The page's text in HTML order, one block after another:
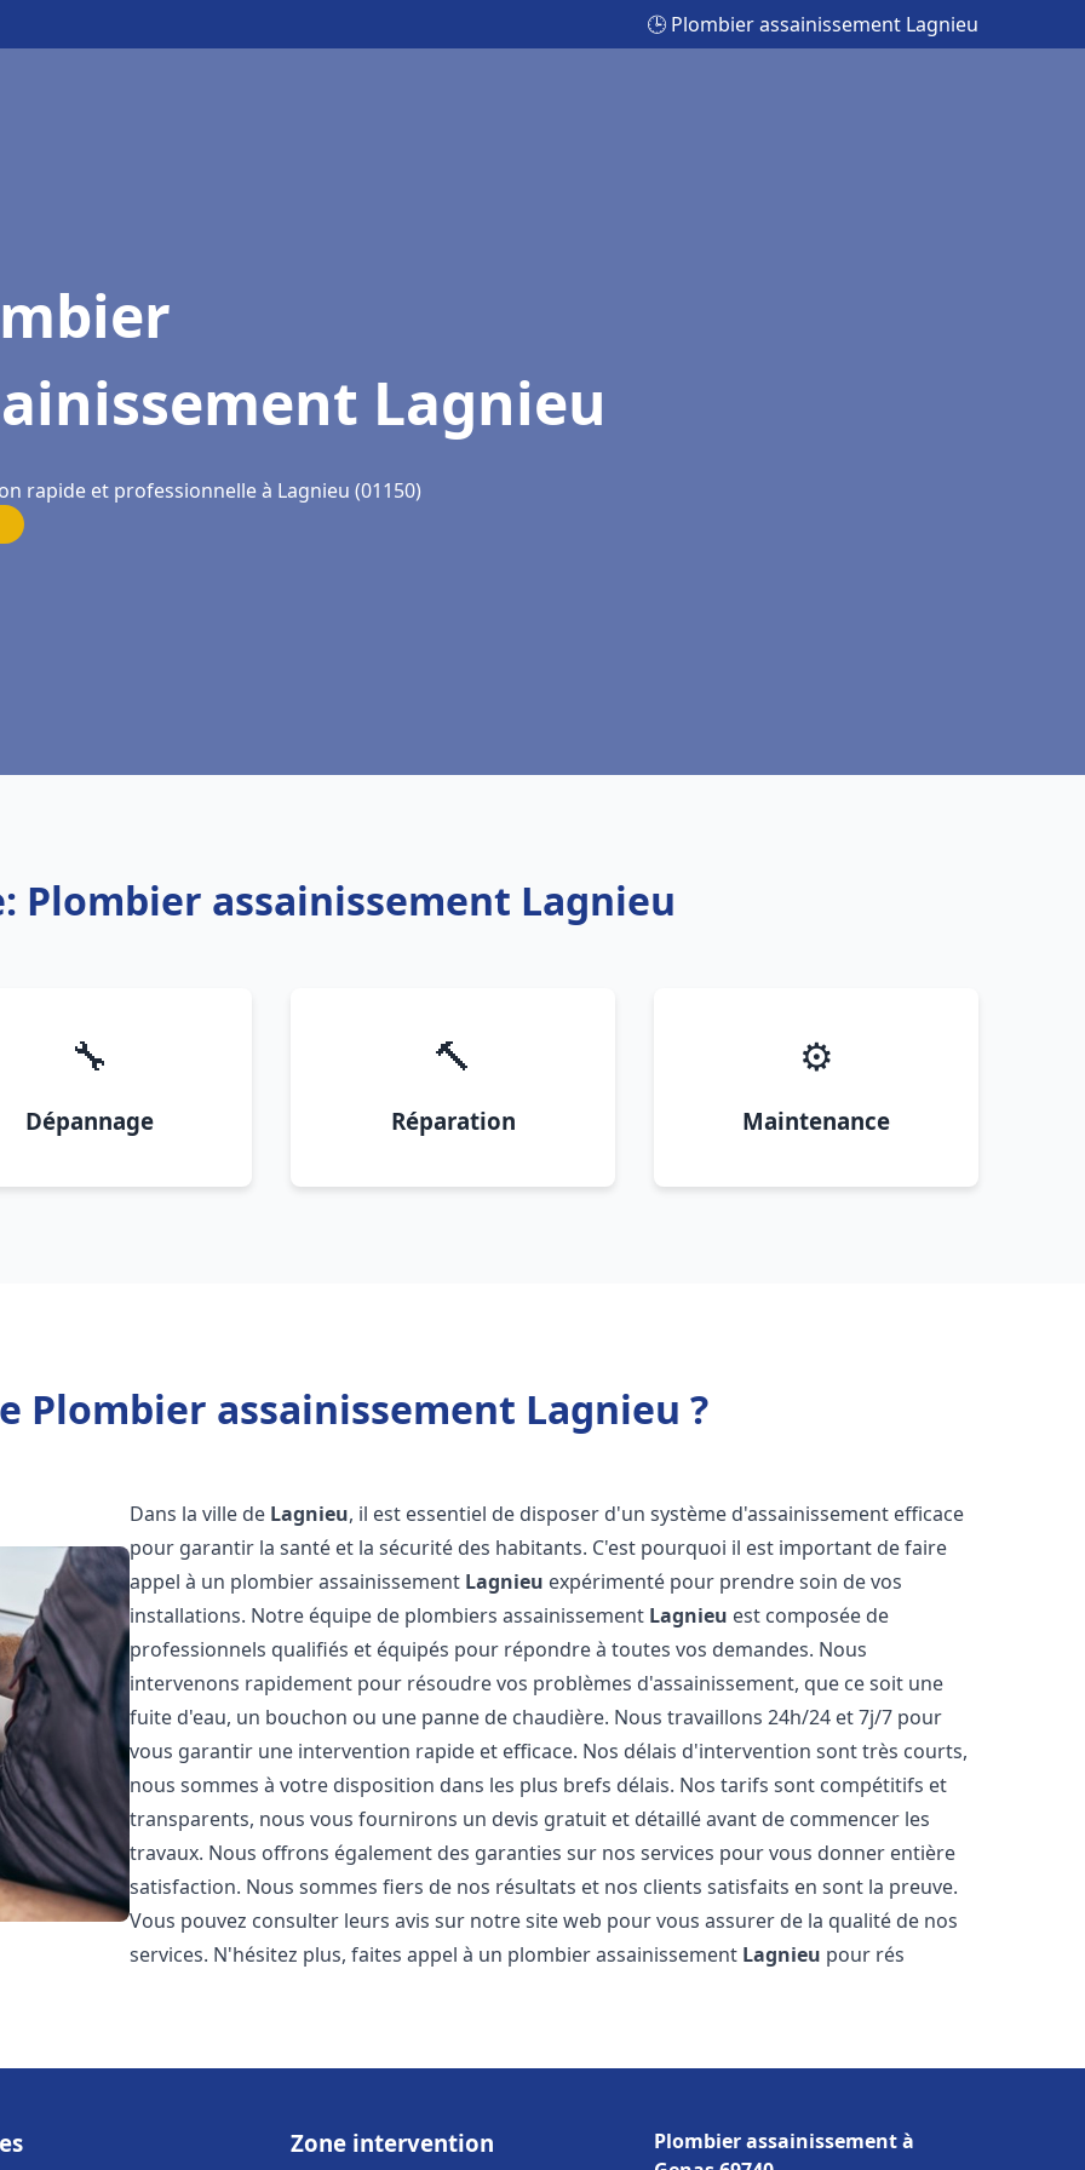
🕒 Plombier assainissement Lagnieu
Lagnieu
rapide et professionnelle à Lagnieu (01150)
Plombier assainissement Lagnieu
🔧
Dépannage
🔨
Réparation
⚙️
Maintenance
Plombier assainissement Lagnieu ?
Dans la ville de Lagnieu, il est essentiel de disposer d'un système d'assainissement efficace
pour garantir la santé et la sécurité des habitants. C'est pourquoi il est important de faire
appel à un plombier assainissement Lagnieu expérimenté pour prendre soin de vos
installations. Notre équipe de plombiers assainissement Lagnieu est composée de
professionnels qualifiés et équipés pour répondre à toutes vos demandes. Nous
intervenons rapidement pour résoudre vos problèmes d'assainissement, que ce soit une
fuite d'eau, un bouchon ou une panne de chaudière. Nous travaillons 24h/24 et 7j/7 pour
vous garantir une intervention rapide et efficace. Nos délais d'intervention sont très courts,
nous sommes à votre disposition dans les plus brefs délais. Nos tarifs sont compétitifs et
transparents, nous vous fournirons un devis gratuit et détaillé avant de commencer les
travaux. Nous offrons également des garanties sur nos services pour vous donner entière
satisfaction. Nous sommes fiers de nos résultats et nos clients satisfaits en sont la preuve.
Vous pouvez consulter leurs avis sur notre site web pour vous assurer de la qualité de nos
services. N'hésitez plus, faites appel à un plombier assainissement Lagnieu pour rés
Zone intervention
Plombier assainissement à